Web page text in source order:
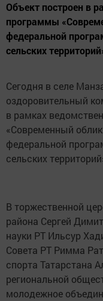
Объект построен в
программы
федеральной
сельских
Сегодня в селе
оздоровительный
в рамках
«Современный
федеральной
сельских
В торжественной
района Сергей
науки РТ Ильсур
Совета РТ Римма
спорта Татарстана
региональной
молодежное